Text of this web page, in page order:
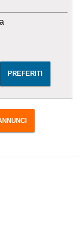
PREFERITI